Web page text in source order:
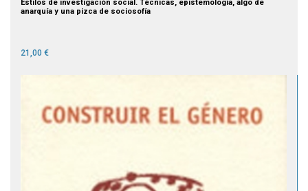
Estilos de investigación social. Técnicas, epistemología, algo de
anarquía y una pizca de sociosofía
21,00 €